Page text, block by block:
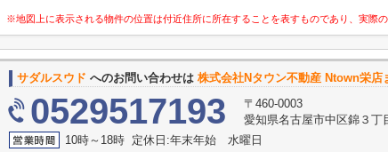
※地図上に表示される物件の位置は付近住所に所在することを表すものであり、実際
サダルスウド へのお問い合わせは 株式会社Nタウン不動産 Ntown栄店
0529517193
〒460-0003
愛知県名古屋市中区錦３丁
10時～18時 定休日:年末年始 水曜日